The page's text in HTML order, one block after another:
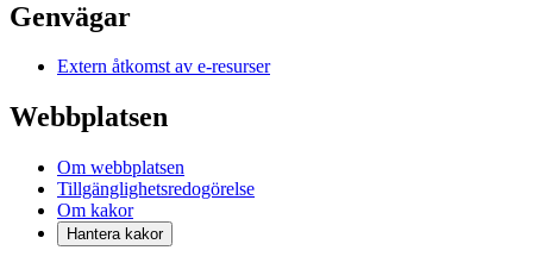
Genvägar
Extern åtkomst av e-resurser
Webbplatsen
Om webbplatsen
Tillgänglighetsredogörelse
Om kakor
Hantera kakor